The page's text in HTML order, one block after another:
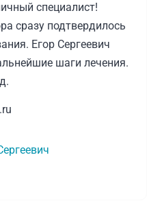
специалист!
сразу подтвердилось
Егор Сергеевич
шаги лечения.